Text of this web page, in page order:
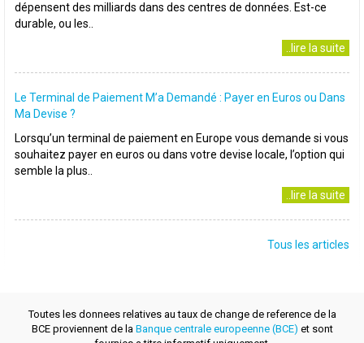
dépensent des milliards dans des centres de données. Est-ce
durable, ou les..
..lire la suite
Le Terminal de Paiement M’a Demandé : Payer en Euros ou Dans
Ma Devise ?
Lorsqu’un terminal de paiement en Europe vous demande si vous
souhaitez payer en euros ou dans votre devise locale, l’option qui
semble la plus..
..lire la suite
Tous les articles
Toutes les donnees relatives au taux de change de reference de la
BCE proviennent de la Banque centrale europeenne (BCE) et sont